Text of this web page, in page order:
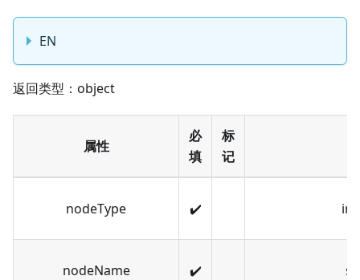
EN
返回类型：object
属性
必
填
标
记
nodeType ✔️
nodeName ✔️